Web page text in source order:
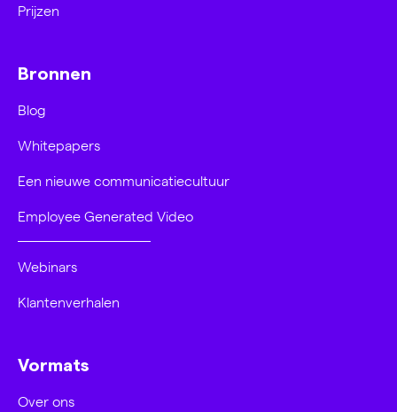
Prijzen
Bronnen
Blog
Whitepapers
Een nieuwe communicatiecultuur
Employee Generated Video
Webinars
Klantenverhalen
Vormats
Over ons